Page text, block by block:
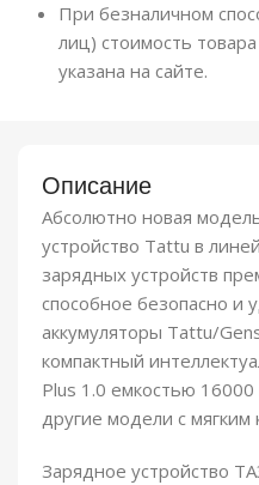
При безналичном
лиц) стоимость
указана на сайте.
Описание
Абсолютно новая
устройство Tattu в
зарядных устройств
способное безопасно и
аккумуляторы Tattu/
компактный
Plus 1.0 емкостью
другие модели с мягким
Зарядное устройство